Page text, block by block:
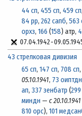
44 сп, 455 сп, 459 сп,
84 рр, 262 сапб, 563
орхз, 166 (158) атр,
07.04.1942-
43 стрелковая дивизия
65 сп, 147 сп, 708 сп,
05.10.1941, 73 оиптдн
ап, 337 зенбатр (
миндн — с
810 орс), 101